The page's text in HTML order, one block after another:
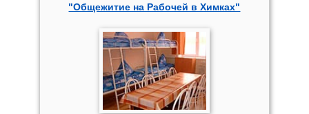
"Общежитие на Рабочей в Химках"